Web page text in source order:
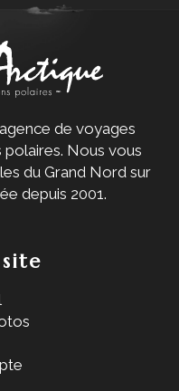
de voyages
polaires. Nous vous
du Grand Nord sur
depuis 2001.